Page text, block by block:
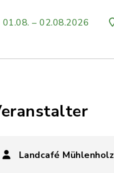
01.08. – 02.08.2026
Landcafé Mühlenholz